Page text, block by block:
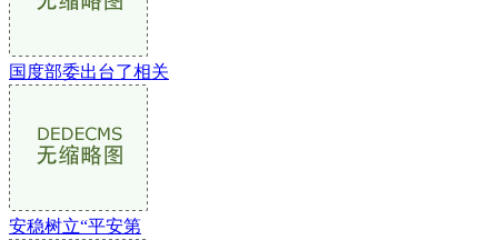
国度部委出台了相关
安稳树立“平安第